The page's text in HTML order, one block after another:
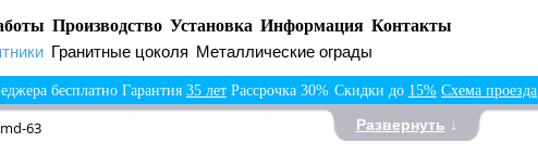
Производство Установка Информация Контакты
Гранитные цоколя Металлические ограды
бесплатно Гарантия 35 лет Рассрочка 30% Скидки до 15% Схема проезда
Развернуть ↓
63